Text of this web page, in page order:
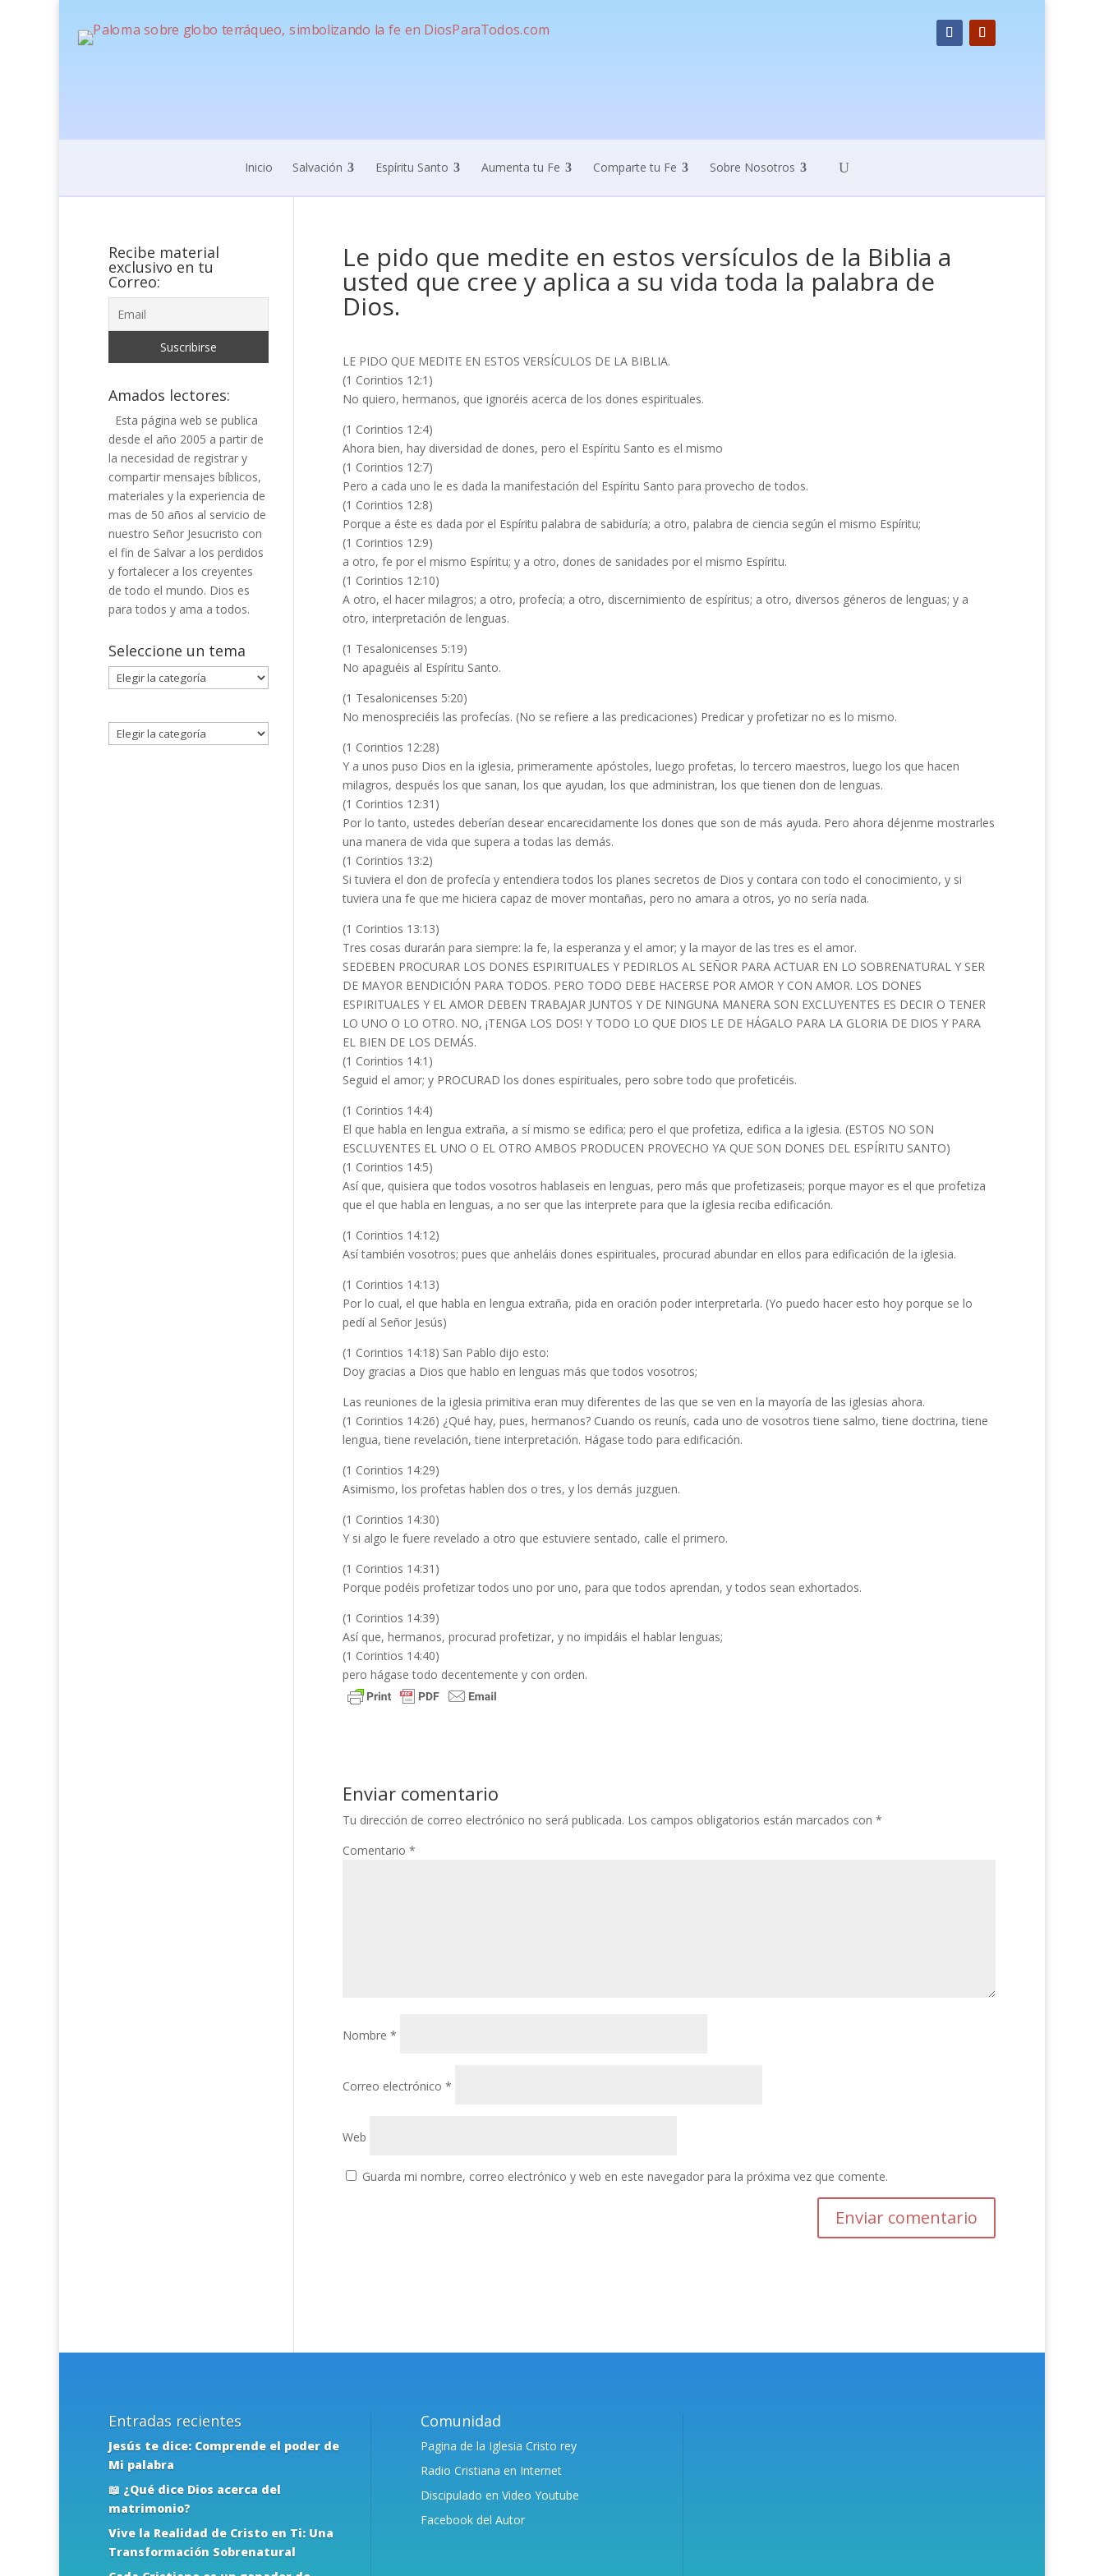
Inicio Salvación Espíritu Santo Aumenta tu Fe Comparte tu Fe Sobre Nosotros
Le pido que medite en estos versículos de la Biblia a
usted que cree y aplica a su vida toda la palabra de
Dios.
LE PIDO QUE MEDITE EN ESTOS VERSÍCULOS DE LA BIBLIA.
(1 Corintios 12:1)
No quiero, hermanos, que ignoréis acerca de los dones espirituales.
(1 Corintios 12:4)
Ahora bien, hay diversidad de dones, pero el Espíritu Santo es el mismo
(1 Corintios 12:7)
Pero a cada uno le es dada la manifestación del Espíritu Santo para provecho de todos.
(1 Corintios 12:8)
Porque a éste es dada por el Espíritu palabra de sabiduría; a otro, palabra de ciencia según el mismo Espíritu;
(1 Corintios 12:9)
a otro, fe por el mismo Espíritu; y a otro, dones de sanidades por el mismo Espíritu.
(1 Corintios 12:10)
A otro, el hacer milagros; a otro, profecía; a otro, discernimiento de espíritus; a otro, diversos géneros de lenguas; y a
otro, interpretación de lenguas.
(1 Tesalonicenses 5:19)
No apaguéis al Espíritu Santo.
(1 Tesalonicenses 5:20)
No menospreciéis las profecías. (No se refiere a las predicaciones) Predicar y profetizar no es lo mismo.
(1 Corintios 12:28)
Y a unos puso Dios en la iglesia, primeramente apóstoles, luego profetas, lo tercero maestros, luego los que hacen
milagros, después los que sanan, los que ayudan, los que administran, los que tienen don de lenguas.
(1 Corintios 12:31)
Por lo tanto, ustedes deberían desear encarecidamente los dones que son de más ayuda. Pero ahora déjenme mostrarles
una manera de vida que supera a todas las demás.
(1 Corintios 13:2)
Si tuviera el don de profecía y entendiera todos los planes secretos de Dios y contara con todo el conocimiento, y si
tuviera una fe que me hiciera capaz de mover montañas, pero no amara a otros, yo no sería nada.
(1 Corintios 13:13)
Tres cosas durarán para siempre: la fe, la esperanza y el amor; y la mayor de las tres es el amor.
SEDEBEN PROCURAR LOS DONES ESPIRITUALES Y PEDIRLOS AL SEÑOR PARA ACTUAR EN LO SOBRENATURAL Y SER
DE MAYOR BENDICIÓN PARA TODOS. PERO TODO DEBE HACERSE POR AMOR Y CON AMOR. LOS DONES
ESPIRITUALES Y EL AMOR DEBEN TRABAJAR JUNTOS Y DE NINGUNA MANERA SON EXCLUYENTES ES DECIR O TENER
LO UNO O LO OTRO. NO, ¡TENGA LOS DOS! Y TODO LO QUE DIOS LE DE HÁGALO PARA LA GLORIA DE DIOS Y PARA
EL BIEN DE LOS DEMÁS.
(1 Corintios 14:1)
Seguid el amor; y PROCURAD los dones espirituales, pero sobre todo que profeticéis.
(1 Corintios 14:4)
El que habla en lengua extraña, a sí mismo se edifica; pero el que profetiza, edifica a la iglesia. (ESTOS NO SON
ESCLUYENTES EL UNO O EL OTRO AMBOS PRODUCEN PROVECHO YA QUE SON DONES DEL ESPÍRITU SANTO)
(1 Corintios 14:5)
Así que, quisiera que todos vosotros hablaseis en lenguas, pero más que profetizaseis; porque mayor es el que profetiza
que el que habla en lenguas, a no ser que las interprete para que la iglesia reciba edificación.
(1 Corintios 14:12)
Así también vosotros; pues que anheláis dones espirituales, procurad abundar en ellos para edificación de la iglesia.
(1 Corintios 14:13)
Por lo cual, el que habla en lengua extraña, pida en oración poder interpretarla. (Yo puedo hacer esto hoy porque se lo
pedí al Señor Jesús)
(1 Corintios 14:18) San Pablo dijo esto:
Doy gracias a Dios que hablo en lenguas más que todos vosotros;
Las reuniones de la iglesia primitiva eran muy diferentes de las que se ven en la mayoría de las iglesias ahora.
(1 Corintios 14:26) ¿Qué hay, pues, hermanos? Cuando os reunís, cada uno de vosotros tiene salmo, tiene doctrina, tiene
lengua, tiene revelación, tiene interpretación. Hágase todo para edificación.
(1 Corintios 14:29)
Asimismo, los profetas hablen dos o tres, y los demás juzguen.
(1 Corintios 14:30)
Y si algo le fuere revelado a otro que estuviere sentado, calle el primero.
(1 Corintios 14:31)
Porque podéis profetizar todos uno por uno, para que todos aprendan, y todos sean exhortados.
(1 Corintios 14:39)
Así que, hermanos, procurad profetizar, y no impidáis el hablar lenguas;
(1 Corintios 14:40)
pero hágase todo decentemente y con orden.
Enviar comentario
Tu dirección de correo electrónico no será publicada. Los campos obligatorios están marcados con *
Comentario *
Nombre *
Correo electrónico *
Web
Guarda mi nombre, correo electrónico y web en este navegador para la próxima vez que comente.
Recibe material
exclusivo en tu
Correo:
Amados lectores:
Esta página web se publica
desde el año 2005 a partir de
la necesidad de registrar y
compartir mensajes bíblicos,
materiales y la experiencia de
mas de 50 años al servicio de
nuestro Señor Jesucristo con
el fin de Salvar a los perdidos
y fortalecer a los creyentes
de todo el mundo. Dios es
para todos y ama a todos.
Seleccione un tema
Seleccione
un
Entradas recientes
Jesús te dice: Comprende el poder de
Mi palabra
📖 ¿Qué dice Dios acerca del
matrimonio?
Vive la Realidad de Cristo en Ti: Una
Transformación Sobrenatural
Comunidad
Pagina de la Iglesia Cristo rey
Radio Cristiana en Internet
Discipulado en Video Youtube
Facebook del Autor